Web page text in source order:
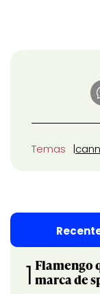
Temas
1 Flamengo
marca de